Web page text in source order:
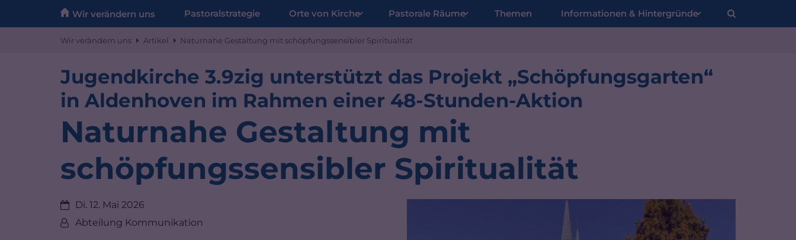
Zum Inhalt springen
Wir verändern uns Pastoralstrategie Orte von Kirche Pastorale Räume Themen Informationen & Hintergründe
Wir verändern uns Artikel Naturnahe Gestaltung mit schöpfungssensibler Spiritualität
Jugendkirche 3.9zig unterstützt das Projekt „Schöpfungsgarten“
in Aldenhoven im Rahmen einer 48-Stunden-Aktion
Naturnahe Gestaltung mit
schöpfungssensibler Spiritualität
Datum:
Di. 12. Mai 2026
Von:Abteilung Kommunikation